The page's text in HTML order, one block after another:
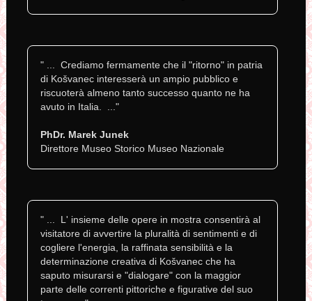
" ... Crediamo fermamente che il "ritorno" in patria
di Košvanec interesserà un ampio pubblico e
riscuoterà almeno tanto successo quanto ne ha
avuto in Italia. ..."
PhDr. Marek Junek
Direttore Museo Storico Museo Nazionale
" ... L' insieme delle opere in mostra consentirà al
visitatore di avvertire la pluralità di sentimenti e di
cogliere l'energia, la raffinata sensibilità e la
determinazione creativa di Košvanec che ha
saputo misurarsi e "dialogare" con la maggior
parte delle correnti pittoriche e figurative del suo